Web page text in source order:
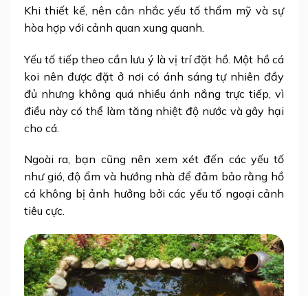
Khi thiết kế, nên cân nhắc yếu tố thẩm mỹ và sự
hòa hợp với cảnh quan xung quanh.
Yếu tố tiếp theo cần lưu ý là vị trí đặt hồ. Một hồ cá
koi nên được đặt ở nơi có ánh sáng tự nhiên đầy
đủ nhưng không quá nhiều ánh nắng trực tiếp, vì
điều này có thể làm tăng nhiệt độ nước và gây hại
cho cá.
Ngoài ra, bạn cũng nên xem xét đến các yếu tố
như gió, độ ẩm và hướng nhà để đảm bảo rằng hồ
cá không bị ảnh hưởng bởi các yếu tố ngoại cảnh
tiêu cực.